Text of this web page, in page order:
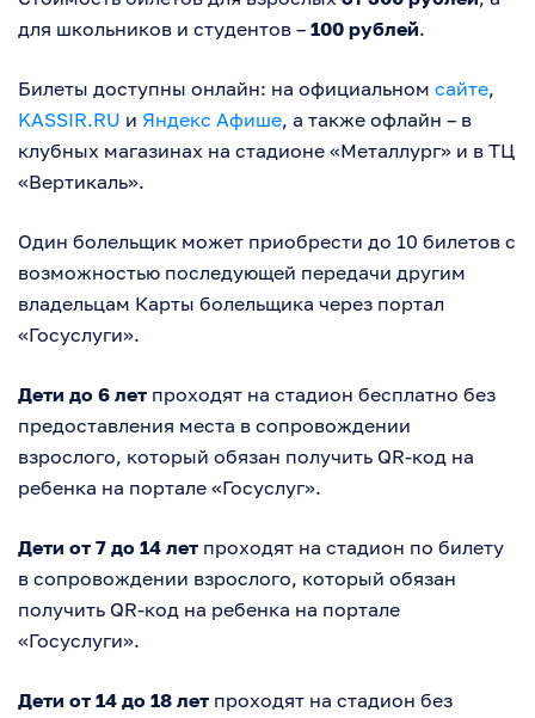
для школьников и студентов – 100 рублей.
Билеты доступны онлайн: на официальном сайте,
KASSIR.RU и Яндекс Афише, а также офлайн – в
клубных магазинах на стадионе «Металлург» и в ТЦ
«Вертикаль».
Один болельщик может приобрести до 10 билетов с
возможностью последующей передачи другим
владельцам Карты болельщика через портал
«Госуслуги».
Дети до 6 лет проходят на стадион бесплатно без
предоставления места в сопровождении
взрослого, который обязан получить QR-код на
ребенка на портале «Госуслуг».
Дети от 7 до 14 лет проходят на стадион по билету
в сопровождении взрослого, который обязан
получить QR-код на ребенка на портале
«Госуслуги».
Дети от 14 до 18 лет проходят на стадион без